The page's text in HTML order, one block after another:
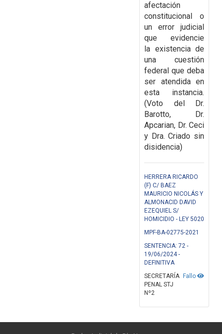
afectación
constitucional o
un error judicial
que evidencie
la existencia de
una cuestión
federal que deba
ser atendida en
esta instancia.
(Voto del Dr.
Barotto, Dr.
Apcarian, Dr. Ceci
y Dra. Criado sin
disidencia)
HERRERA RICARDO
(F) C/ BAEZ
MAURICIO NICOLÁS Y
ALMONACID DAVID
EZEQUIEL S/
HOMICIDIO - LEY 5020
MPF-BA-02775-2021
SENTENCIA: 72 -
19/06/2024 -
DEFINITIVA
Fallo
SECRETARÍA
PENAL STJ
Nº2